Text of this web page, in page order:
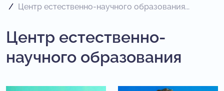
Центр естественно-научного образования...
Центр естественно-
научного образования